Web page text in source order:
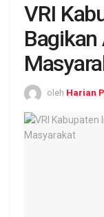
VRI
Bagikan
oleh Harian